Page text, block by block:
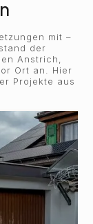
mit –
der
Anstrich,
Ort an. Hier
Projekte aus